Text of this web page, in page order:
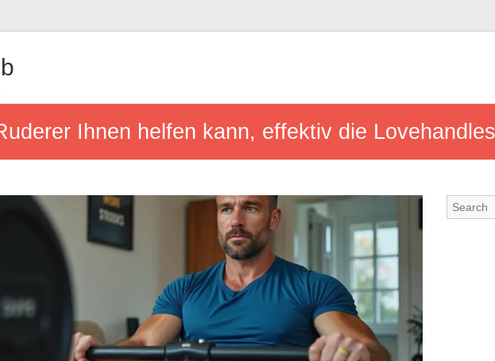
Ihnen helfen kann, effektiv die